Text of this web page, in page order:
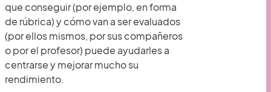
que conseguir (por ejemplo, en forma
de rúbrica) y cómo van a ser evaluados
(por ellos mismos, por sus compañeros
o por el profesor) puede ayudarles a
centrarse y mejorar mucho su
rendimiento.